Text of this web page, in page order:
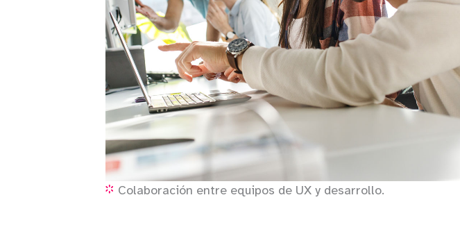
Colaboración entre equipos de UX y desarrollo.